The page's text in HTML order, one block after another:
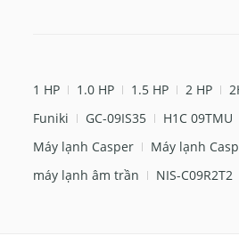
1 HP 1.0 HP 1.5 HP 2 HP
Funiki
GC-09IS35 H1C 09TMU
Máy lạnh Casper
Máy lạnh
máy lạnh âm trần
NIS-C09R2T2